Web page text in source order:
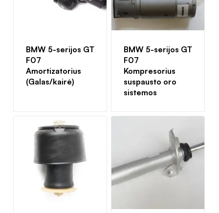
BMW 5-serijos GT
F07
Amortizatorius
(Galas/kairė)
BMW 5-serijos GT
F07
Kompresorius
suspausto oro
sistemos